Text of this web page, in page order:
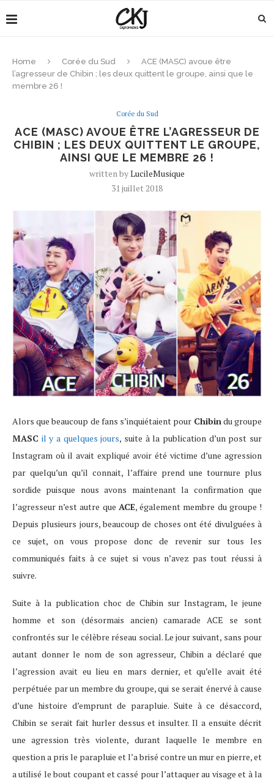
Home Corée du Sud
ACE (MASC) avoue être
l’agresseur de Chibin ; les deux quittent le groupe, ainsi que le
membre 26 !
Corée du Sud
ACE (MASC) AVOUE ÊTRE L’AGRESSEUR DE
CHIBIN ; LES DEUX QUITTENT LE GROUPE,
AINSI QUE LE MEMBRE 26 !
written byLucileMusique
31 juillet 2018
Alors que beaucoup de fans s’inquiétaient pour Chibindu groupe
MASC il y a quelques jours, suite à la publication d’un post sur
Instagram où il avait expliqué avoir été victime d’une agression
par quelqu’un qu’il connait, l’affaire prend une tournure plus
sordide puisque nous avons maintenant la confirmation que
l’agresseur n’est autre que ACE, également membre du groupe !
Depuis plusieurs jours, beaucoup de choses ont été divulguées à
ce sujet, on vous propose donc de revenir sur tous les
communiqués faits à ce sujet si vous n’avez pas tout réussi à
suivre.
Suite à la publication choc de Chibin sur Instagram, le jeune
homme et son (désormais ancien) camarade ACE se sont
confrontés sur le célèbre réseau social. Le jour suivant, sans pour
autant donner le nom de son agresseur, Chibin a déclaré que
l’agression avait eu lieu en mars dernier, et qu’elle avait été
perpétuée par un membre du groupe, qui se serait énervé à cause
d’une histoire d’emprunt de parapluie. Suite à ce désaccord,
Chibin se serait fait hurler dessus et insulter. Il a ensuite décrit
une agression très violente, durant laquelle le membre en
question a pris le parapluie et l’a brisé contre un mur en pierre, et
a utilisé le bout coupant et cassé pour l’attaquer au visage et à la